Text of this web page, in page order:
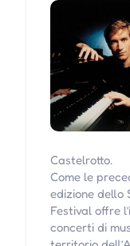
Castelrotto.
Come le
edizione dello
Festival offre
concerti di